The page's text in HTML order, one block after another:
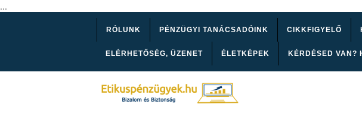
...
RÓLUNK PÉNZÜGYI TANÁCSADÓINK CIKKFIGYELŐ
ELÉRHETŐSÉG, ÜZENET ÉLETKÉPEK KÉRDÉSED